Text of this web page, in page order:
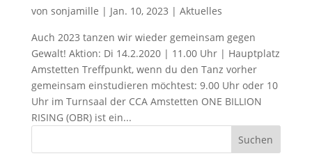
von sonjamille | Jan. 10, 2023 | Aktuelles
Auch 2023 tanzen wir wieder gemeinsam gegen
Gewalt! Aktion: Di 14.2.2020 | 11.00 Uhr | Hauptplatz
Amstetten Treffpunkt, wenn du den Tanz vorher
gemeinsam einstudieren möchtest: 9.00 Uhr oder 10
Uhr im Turnsaal der CCA Amstetten ONE BILLION
RISING (OBR) ist ein...
nach: